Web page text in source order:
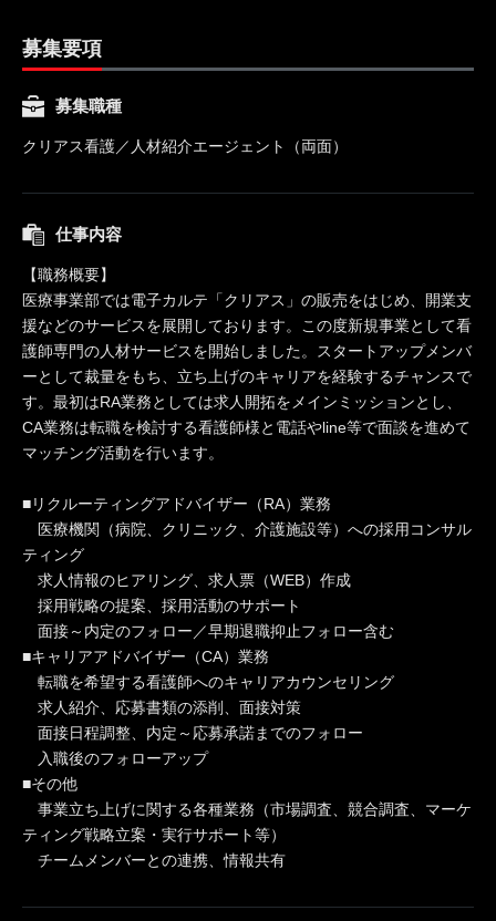
募集要項
募集職種
クリアス看護／人材紹介エージェント（両面）
仕事内容
【職務概要】
医療事業部では電子カルテ「クリアス」の販売をはじめ、開業支
援などのサービスを展開しております。この度新規事業として看
護師専門の人材サービスを開始しました。スタートアップメンバ
ーとして裁量をもち、立ち上げのキャリアを経験するチャンスで
す。最初はRA業務としては求人開拓をメインミッションとし、
CA業務は転職を検討する看護師様と電話やline等で面談を進めて
マッチング活動を行います。
■リクルーティングアドバイザー（RA）業務
医療機関（病院、クリニック、介護施設等）への採用コンサル
ティング
求人情報のヒアリング、求人票（WEB）作成
採用戦略の提案、採用活動のサポート
面接～内定のフォロー／早期退職抑止フォロー含む
■キャリアアドバイザー（CA）業務
転職を希望する看護師へのキャリアカウンセリング
求人紹介、応募書類の添削、面接対策
面接日程調整、内定～応募承諾までのフォロー
入職後のフォローアップ
■その他
事業立ち上げに関する各種業務（市場調査、競合調査、マーケ
ティング戦略立案・実行サポート等）
チームメンバーとの連携、情報共有